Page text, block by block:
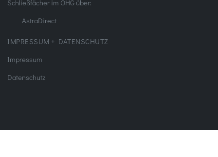
Schließfächer im OHG über:
AstraDirect
IMPRESSUM + DATENSCHUTZ
Impressum
Datenschutz